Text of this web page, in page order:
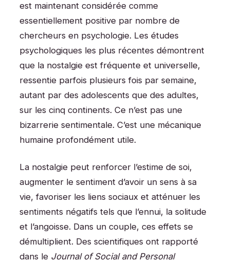
est maintenant considérée comme
essentiellement positive par nombre de
chercheurs en psychologie. Les études
psychologiques les plus récentes démontrent
que la nostalgie est fréquente et universelle,
ressentie parfois plusieurs fois par semaine,
autant par des adolescents que des adultes,
sur les cinq continents. Ce n’est pas une
bizarrerie sentimentale. C’est une mécanique
humaine profondément utile.
La nostalgie peut renforcer l’estime de soi,
augmenter le sentiment d’avoir un sens à sa
vie, favoriser les liens sociaux et atténuer les
sentiments négatifs tels que l’ennui, la solitude
et l’angoisse. Dans un couple, ces effets se
démultiplient. Des scientifiques ont rapporté
dans le Journal of Social and Personal